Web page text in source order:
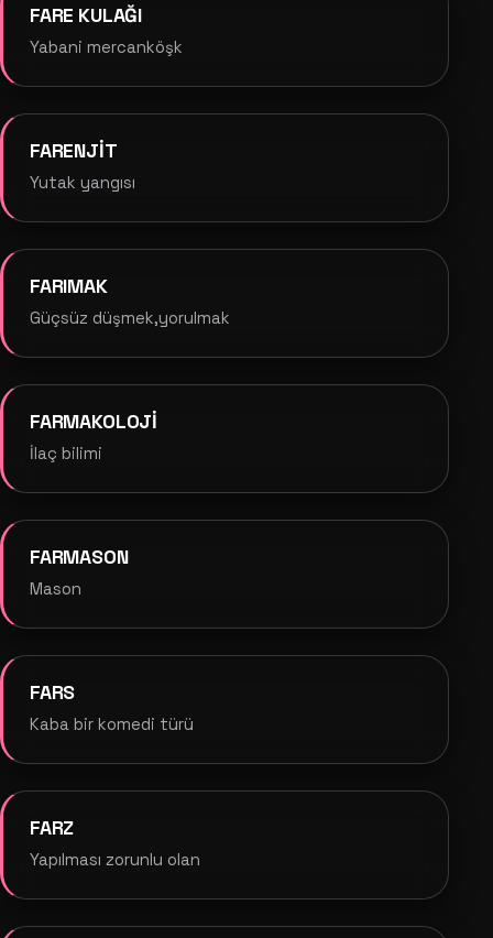
FARE KULAĞI
Yabani mercanköşk
FARENJİT
Yutak yangısı
FARIMAK
Güçsüz düşmek,yorulmak
FARMAKOLOJİ
İlaç bilimi
FARMASON
Mason
FARS
Kaba bir komedi türü
FARZ
Yapılması zorunlu olan